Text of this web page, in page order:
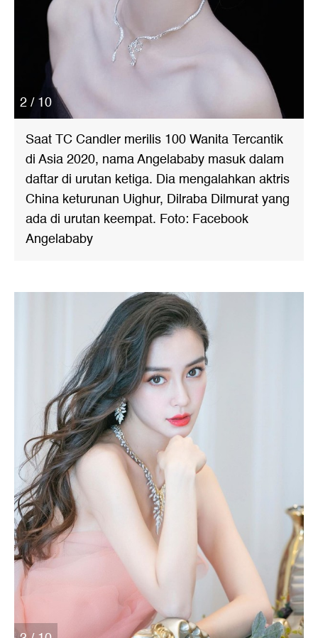
2 / 10
Saat TC Candler merilis 100 Wanita Tercantik
di Asia 2020, nama Angelababy masuk dalam
daftar di urutan ketiga. Dia mengalahkan aktris
China keturunan Uighur, Dilraba Dilmurat yang
ada di urutan keempat. Foto: Facebook
Angelababy